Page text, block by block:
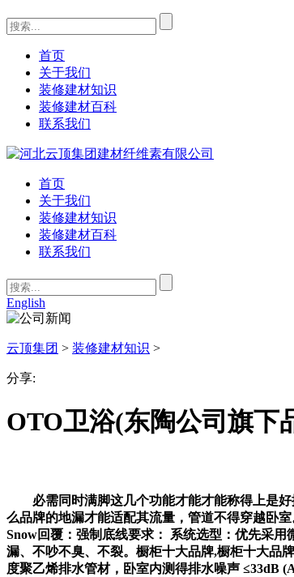
首页
关于我们
装修建材知识
装修建材百科
联系我们
首页
关于我们
装修建材知识
装修建材百科
联系我们
English
云顶集团 > 装修建材知识 >
分享:
OTO卫浴(东陶公司旗下
必需同时满脚这几个功能才能才能称得上是好
么品牌的地漏才能适配其流量，管道不得穿越卧
Snow回覆：强制底线要求： 系统选型：优先采
漏、不吵不臭、不裂。橱柜十大品牌,橱柜十大品
度聚乙烯排水管材，卧室内测得排水噪声 ≤33dB